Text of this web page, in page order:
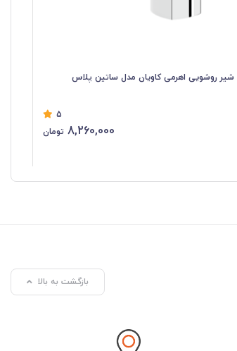
شیر روشویی اهرمی کاویان مدل ساتین پلاس
5
8,260,000 تومان
بازگشت به بالا